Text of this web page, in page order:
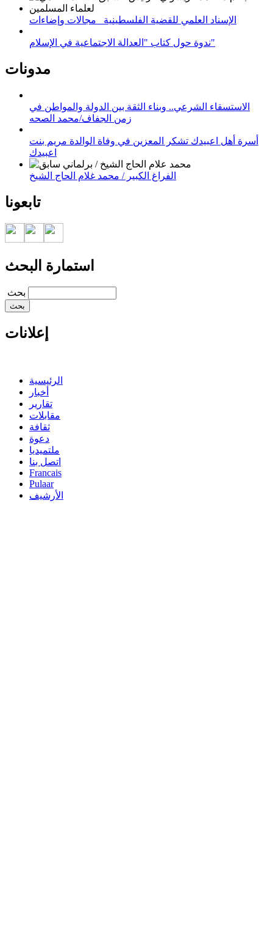
الإسناد العلمي للقضية الفلسطينية_ مجالات وإضاءات
ندوة حول كتاب "العدالة الاجتماعية في الإسلام"
مدونات
الاستسقاء الشرعي.. وبناء الثقة بين الدولة والمواطن في
زمن الجفاف/محمد الصحه
أسرة أهل اعبيدك تشكر المعزين في وفاة الوالدة مريم بنت
اعبيدك
الفراغ الكبير / محمد غلام الحاج الشيخ
تابعونا
استمارة البحث
‏بحث ‏
إعلانات
الرئيسية
أخبار
تقارير
مقابلات
ثقافة
دعوة
ملتميديا
اتصل بنا
Francais
Pulaar
الأرشيف